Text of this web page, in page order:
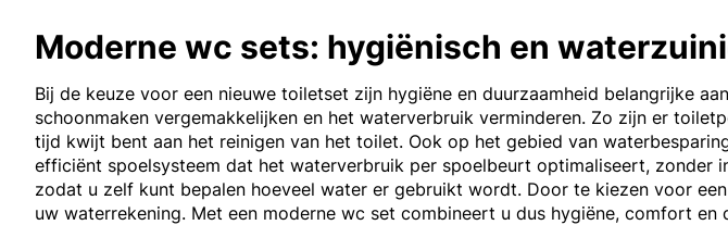
Moderne wc sets: hygiënisch en
Bij de keuze voor een nieuwe toiletset zijn hygiëne en duurzaamheid belangrijke
schoonmaken vergemakkelijken en het waterverbruik verminderen. Zo zijn er
tijd kwijt bent aan het reinigen van het toilet. Ook op het gebied van
efficiënt spoelsysteem dat het waterverbruik per spoelbeurt optimaliseert, zonder
zodat u zelf kunt bepalen hoeveel water er gebruikt wordt. Door te kiezen voor
uw waterrekening. Met een moderne wc set combineert u dus hygiëne, comfort en